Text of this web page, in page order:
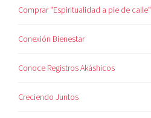
Comprar "Espiritualidad a pie de calle"
Conexión Bienestar
Conoce Registros Akáshicos
Creciendo Juntos